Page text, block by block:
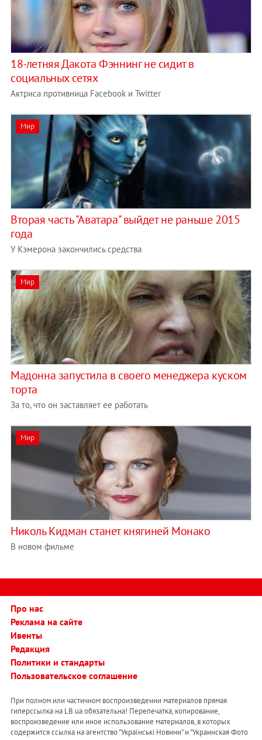
18-летняя Дакота Фэннинг не сидит в
социальных сетях
Актриса противница Facebook и Twitter
Мир
Вторая часть "Аватара" выйдет не раньше 2015
года
У Кэмерона закончились средства
Мир
Мадонна запустила в своего менеджера куском
торта
За то, что он заставляет ее работать
Мир
Николь Кидман станет княгиней Монако
В новом фильме
Про нас
Реклама на сайте
Ивенты
Редакция
Политики и стандарты
Пользовательское соглашение
При полном или частичном воспроизведении материалов прямая
гиперссылка на LB.ua обязательна! Перепечатка, копирование,
воспроизведение или иное использование материалов, в которых
содержится ссылка на агентство "Українськi Новини" и "Украинская Фото